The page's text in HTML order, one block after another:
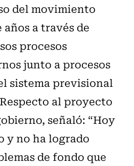
del movimiento
años a través de
procesos
junto a procesos
sistema previsional
al proyecto
señaló: “Hoy
y no ha logrado
de fondo que